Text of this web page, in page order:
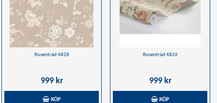
Rosenträd 4828
999 kr
KÖP
Rosenträd 4826
999 kr
KÖP